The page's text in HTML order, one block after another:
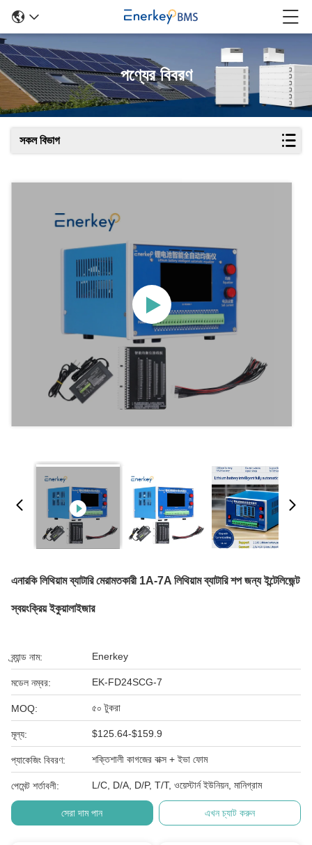
পণ্যের বিবরণ
সকল বিভাগ
এনারকি লিথিয়াম ব্যাটারি মেরামতকারী 1A-7A লিথিয়াম ব্যাটারি শপ জন্য ইন্টেলিজেন্ট
স্বয়ংক্রিয় ইকুয়ালাইজার
ব্র্যান্ড নাম: Enerkey
মডেল নম্বর: EK-FD24SCG-7
MOQ: ৫০ টুকরা
মূল্য: $125.64-$159.9
প্যাকেজিং বিবরণ: শক্তিশালী কাগজের বাক্স + ইভা ফোম
পেমেন্ট শর্তাবলী: L/C, D/A, D/P, T/T, ওয়েস্টার্ন ইউনিয়ন, মানিগ্রাম
সেরা দাম পান এখন চ্যাট করুন